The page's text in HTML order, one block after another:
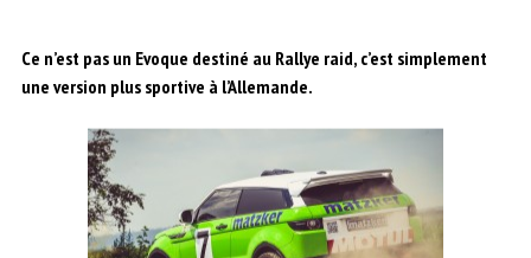
Ce n’est pas un Evoque destiné au Rallye raid, c’est simplement
une version plus sportive à l’Allemande.